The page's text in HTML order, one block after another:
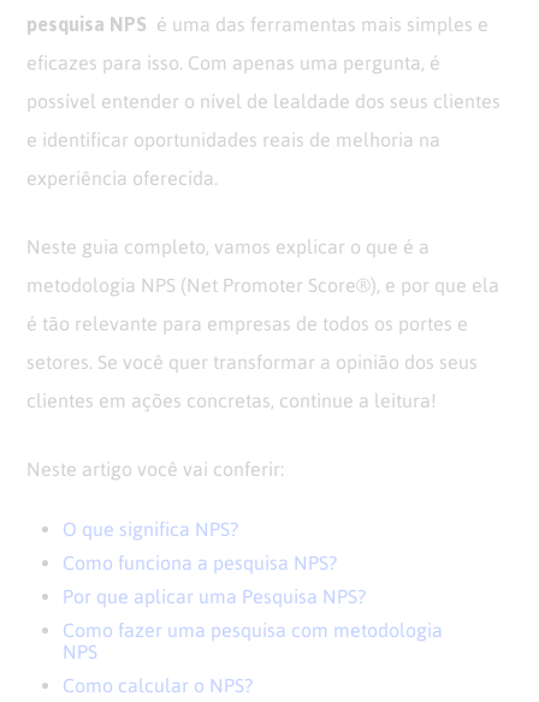
pesquisa NPS é uma das ferramentas mais simples e
eficazes para isso. Com apenas uma pergunta, é
possível entender o nível de lealdade dos seus clientes
e identificar oportunidades reais de melhoria na
experiência oferecida.
Neste guia completo, vamos explicar o que é a
metodologia NPS (Net Promoter Score®), e por que ela
é tão relevante para empresas de todos os portes e
setores. Se você quer transformar a opinião dos seus
clientes em ações concretas, continue a leitura!
Neste artigo você vai conferir:
O que significa NPS?
Como funciona a pesquisa NPS?
Por que aplicar uma Pesquisa NPS?
Como fazer uma pesquisa com metodologia
NPS
Como calcular o NPS?